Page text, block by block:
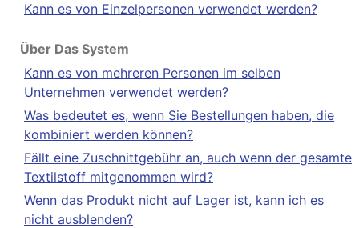
Kann es von Einzelpersonen verwendet werden?
Über Das System
Kann es von mehreren Personen im selben
Unternehmen verwendet werden?
Was bedeutet es, wenn Sie Bestellungen haben, die
kombiniert werden können?
Fällt eine Zuschnittgebühr an, auch wenn der gesamte
Textilstoff mitgenommen wird?
Wenn das Produkt nicht auf Lager ist, kann ich es
nicht ausblenden?